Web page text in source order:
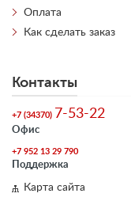
Оплата
Как сделать заказ
Контакты
+7 (34370) 7-53-22
Офис
+7 952 13 29 790
Поддержка
Карта сайта